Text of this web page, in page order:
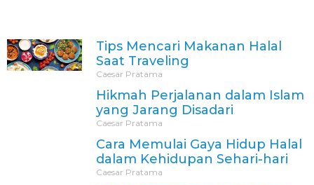
Tips Mencari Makanan Halal
Saat Traveling
Caesar Pratama
Hikmah Perjalanan dalam Islam
yang Jarang Disadari
Caesar Pratama
Cara Memulai Gaya Hidup Halal
dalam Kehidupan Sehari-hari
Caesar Pratama